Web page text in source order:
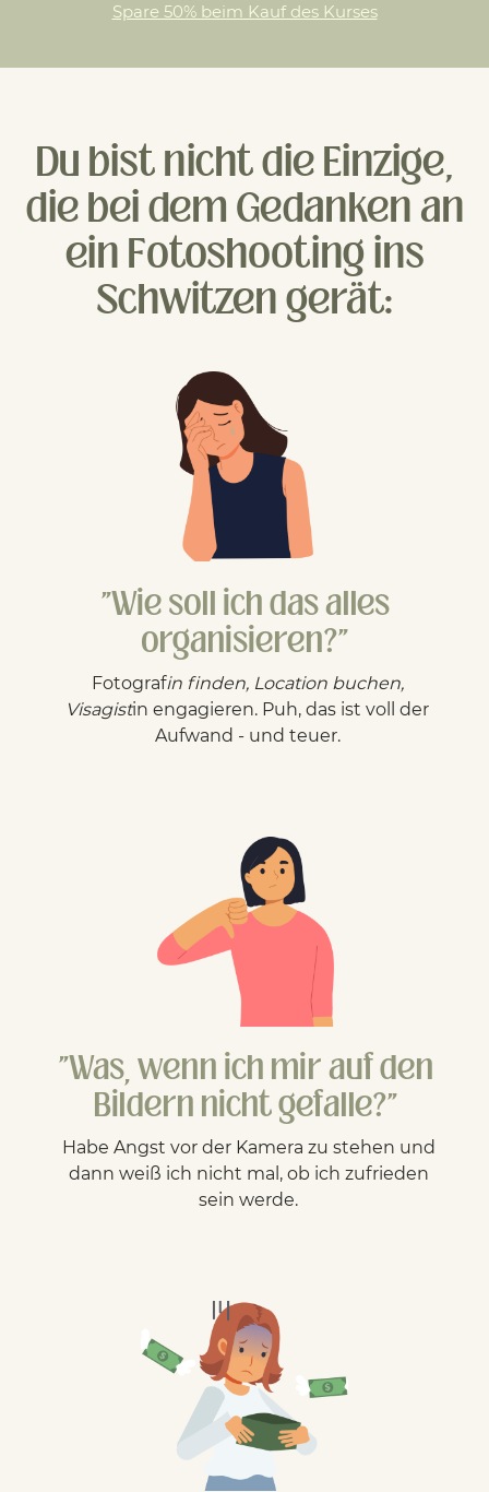
Spare 50% beim Kauf des Kurses
Du bist nicht die Einzige,
die bei dem Gedanken an
ein Fotoshooting ins
Schwitzen gerät:
"Wie soll ich das alles
organisieren?"
Fotografin finden, Location buchen,
Visagistin engagieren. Puh, das ist voll der
Aufwand - und teuer.
"Was, wenn ich mir auf den
Bildern nicht gefalle?"
Habe Angst vor der Kamera zu stehen und
dann weiß ich nicht mal, ob ich zufrieden
sein werde.